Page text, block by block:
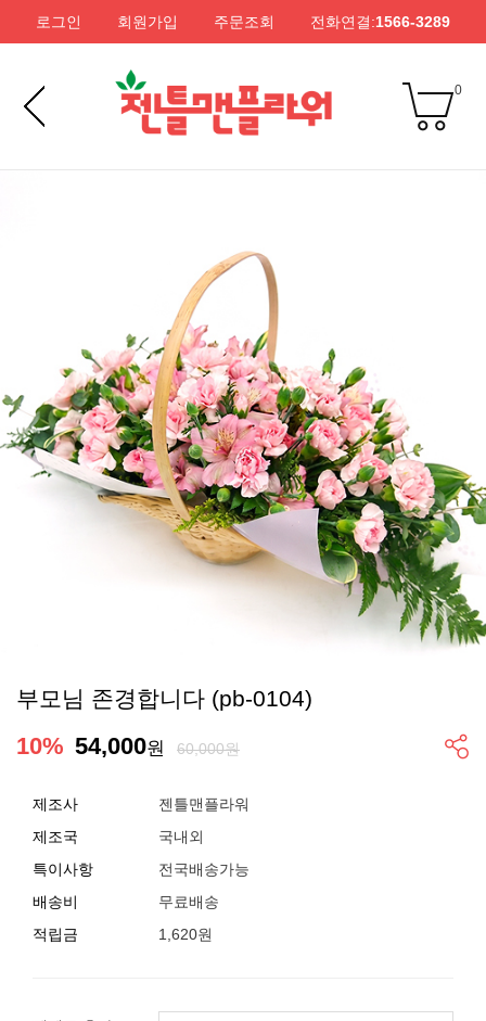
로그인 회원가입 주문조회 전화연결:1566-3289
0
부모님 존경합니다 (pb-0104)
10% 54,000원 60,000원
제조사
젠틀맨플라워
제조국
국내외
특이사항
전국배송가능
배송비
무료배송
적립금
1,620원